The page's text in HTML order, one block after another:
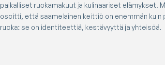
paikalliset ruokamakuut ja kulinaariset elämykset.
osoitti, että saamelainen keittiö on enemmän kuin
ruoka: se on identiteettiä, kestävyyttä ja yhteisöä.